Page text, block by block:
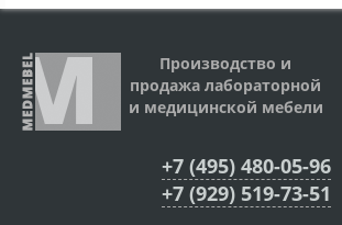
Производство и
продажа лабораторной
и медицинской мебели
+7 (495) 480-05-96
+7 (929) 519-73-51